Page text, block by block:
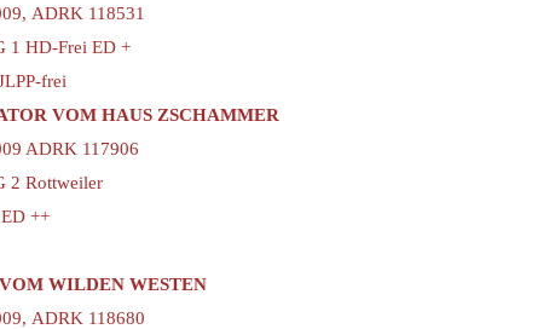
ADRK 118531
1 HD-Frei ED +
frei
VOM HAUS ZSCHAMMER
ADRK 117906
2 Rottweiler
++
WILDEN WESTEN
ADRK 118680